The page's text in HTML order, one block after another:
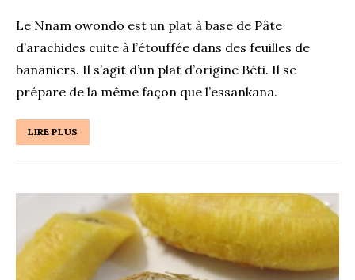
Le Nnam owondo est un plat à base de Pâte
d’arachides cuite à l’étouffée dans des feuilles de
bananiers. Il s’agit d’un plat d’origine Béti. Il se
prépare de la même façon que l’essankana.
LIRE PLUS